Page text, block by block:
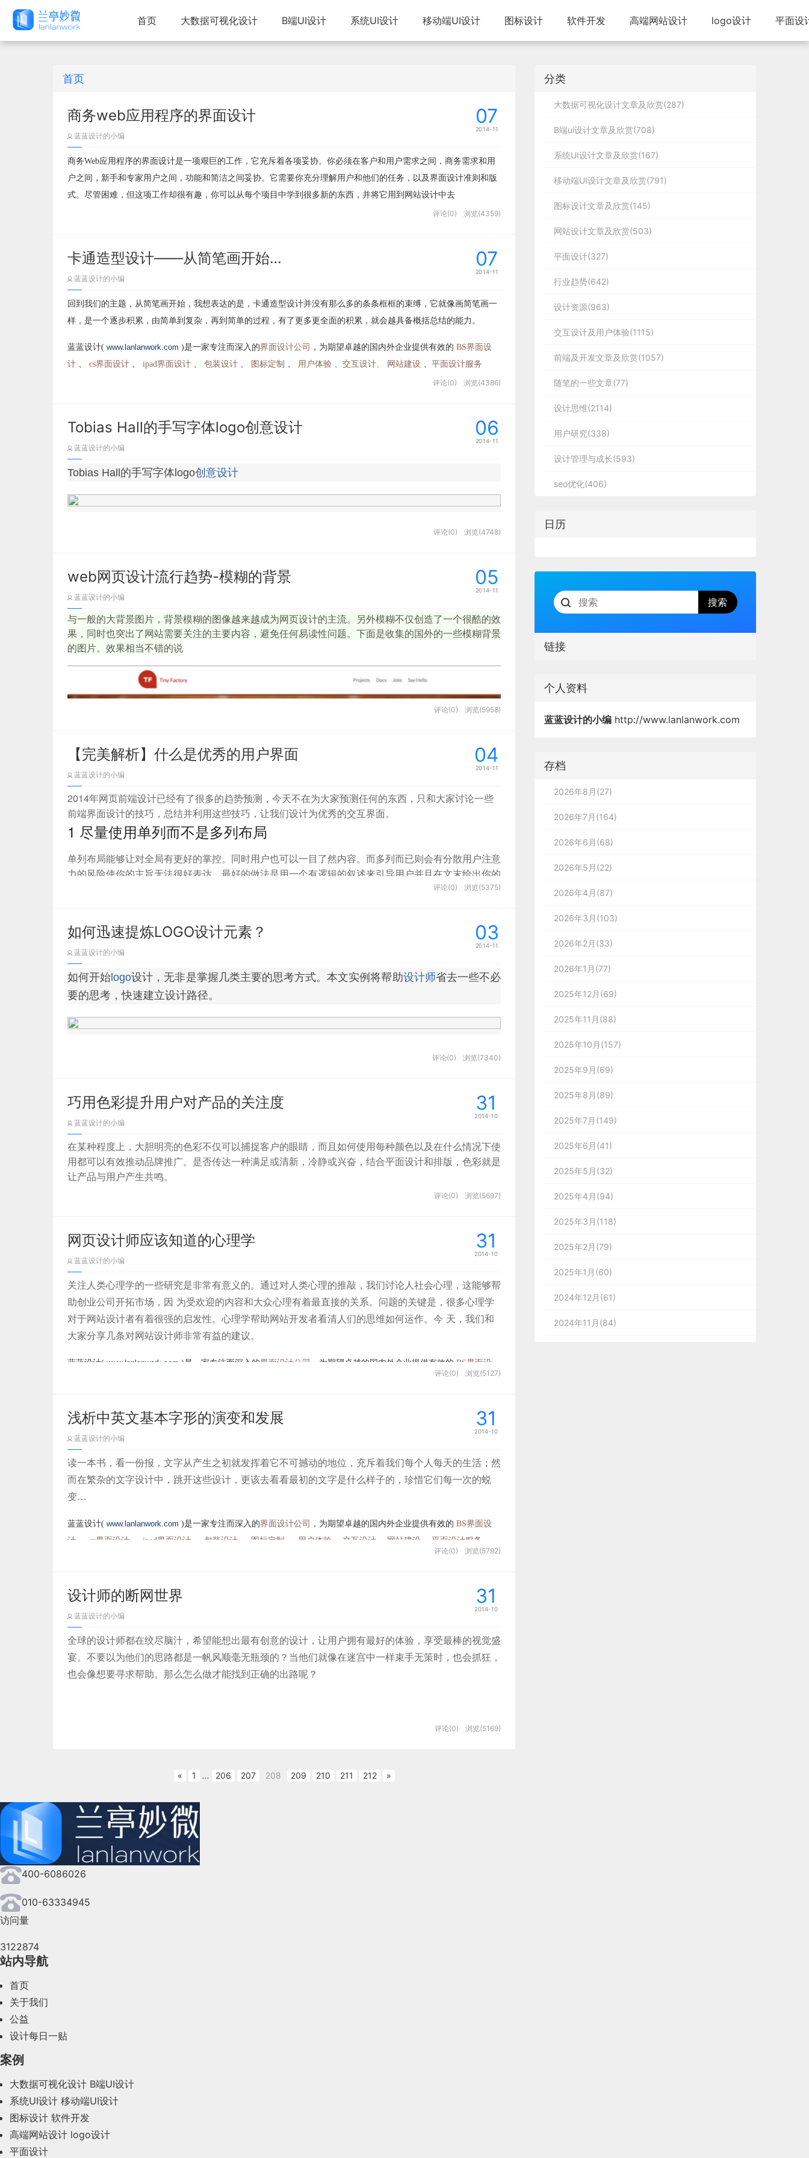
首页 大数据可视化设计 B端UI设计 系统UI设计 移动端UI设计 图标设计 软件开发 高端网站设计 logo设计 平面设
首页
07
2014-11
商务web应用程序的界面设计
蓝蓝设计的小编
商务Web应用程序的界面设计是一项艰巨的工作，它充斥着各项妥协。你必须在客户和用户需求之间，商务需求和用
户之间，新手和专家用户之间，功能和简洁之间妥协。它需要你充分理解用户和他们的任务，以及界面设计准则和版
式。尽管困难，但这项工作却很有趣，你可以从每个项目中学到很多新的东西，并将它用到网站设计中去
评论(0) 浏览(4359)
07
2014-11
卡通造型设计——从简笔画开始…
蓝蓝设计的小编
回到我们的主题，从简笔画开始，我想表达的是，卡通造型设计并没有那么多的条条框框的束缚，它就像画简笔画一
样，是一个逐步积累，由简单到复杂，再到简单的过程，有了更多更全面的积累，就会越具备概括总结的能力。
蓝蓝设计( www.lanlanwork.com )是一家专注而深入的界面设计公司 ，为期望卓越的国内外企业提供有效的 BS界面设
计 、 cs界面设计 、 ipad界面设计 、 包装设计 、 图标定制 、 用户体验 、交互设计、 网站建设 、 平面设计服务
评论(0) 浏览(4386)
06
2014-11
Tobias Hall的手写字体logo创意设计
蓝蓝设计的小编
Tobias Hall的手写字体logo创意设计
评论(0) 浏览(4748)
05
2014-11
web网页设计流行趋势-模糊的背景
蓝蓝设计的小编
与一般的大背景图片，背景模糊的图像越来越成为网页设计的主流。 另外模糊不仅创造了一个很酷的效
果，同时也突出了网站需要关注的主要内容，避免任何易读性问题。下面是收集的国外的一些模糊背景
的图片。效果相当不错的说
评论(0) 浏览(5958)
04
2014-11
【完美解析】什么是优秀的用户界面
蓝蓝设计的小编
2014年网页前端设计已经有了很多的趋势预测，今天不在为大家预测任何的东西，只和大家讨论一些
前端界面设计的技巧，总结并利用这些技巧，让我们设计为优秀的交互界面。
1 尽量使用单列而不是多列布局
单列布局能够让对全局有更好的掌控。同时用户也可以一目了然内容。而多列而已则会有分散用户注意
力的风险使你的主旨无法很好表达。最好的做法是用一个有逻辑的叙述来引导用户并且在文末给出你的
评论(0) 浏览(5375)
03
2014-11
如何迅速提炼LOGO设计元素？
蓝蓝设计的小编
如何开始 logo设计，无非是掌握几类主要的思考方式。本文实例将帮助设计师省去一些不必
要的思考，快速建立设计路径。
评论(0) 浏览(7340)
31
2014-10
巧用色彩提升用户对产品的关注度
蓝蓝设计的小编
在某种程度上，大胆明亮的色彩不仅可以捕捉客户的眼睛，而且如何使用每种颜色以及在什么情况下使
用都可以有效推动品牌推广。是否传达一种满足或清新，冷静或兴奋，结合平面设计和排版，色彩就是
让产品与用户产生共鸣。
评论(0) 浏览(5697)
31
2014-10
网页设计师应该知道的心理学
蓝蓝设计的小编
关注人类心理学的一些研究是非常有意义的。通过对人类心理的推敲，我们讨论人社会心理，这能够帮
助创业公司开拓市场，因 为受欢迎的内容和大众心理有着最直接的关系。问题的关键是，很多心理学
对于网站设计者有着很强的启发性。心理学帮助网站开发者看清人们的思维如何运作。今 天，我们和
大家分享几条对网站设计师非常有益的建议。
蓝蓝设计( www.lanlanwork.com )是一家专注而深入的 界面设计公司 ，为期望卓越的国内外企业提供有效的 BS界面设
平面设计服务
评论(0) 浏览(5127)
31
2014-10
浅析中英文基本字形的演变和发展
蓝蓝设计的小编
读一本书，看一份报，文字从产生之初就发挥着它不可撼动的地位，充斥着我们每个人每天的生活；然
而在繁杂的文字设计中，跳开这些设计，更该去看看最初的文字是什么样子的，珍惜它们每一次的蜕
变…
蓝蓝设计( www.lanlanwork.com )是一家专注而深入的界面设计公司 ，为期望卓越的国内外企业提供有效的 BS界面设
计
cs界面设计 ipad界面设计 包装设计 图标定制 用户体验 、交互设计、 网站建设
平面设计服务
评论(0)
浏览(5792)
31
2014-10
设计师的断网世界
蓝蓝设计的小编
全球的设计师都在绞尽脑汁，希望能想出最有创意的设计，让用户拥有最好的体验，享受最棒的视觉盛
宴。不要以为他们的思路都是一帆风顺毫无瓶颈的？当他们就像在迷宫中一样束手无策时，也会抓狂，
也会像想要寻求帮助。那么怎么做才能找到正确的出路呢？
，为期望卓越的国内外企业提供有效的BS界面设
评论(0) 浏览(5169)
« 1 ... 206 207 208 209 210 211 212 »
分类
大数据可视化设计文章及欣赏(287)
B端ui设计文章及欣赏(708)
系统UI设计文章及欣赏(167)
移动端UI设计文章及欣赏(791)
图标设计文章及欣赏(145)
网站设计文章及欣赏(503)
平面设计(327)
行业趋势(642)
设计资源(963)
交互设计及用户体验(1115)
前端及开发文章及欣赏(1057)
随笔的一些文章(77)
设计思维(2114)
用户研究(338)
设计管理与成长(593)
seo优化(406)
日历
链接
个人资料
蓝蓝设计的小编 http://www.lanlanwork.com
存档
2026年8月(27)
2026年7月(164)
2026年6月(68)
2026年5月(22)
2026年4月(87)
2026年3月(103)
2026年2月(33)
2026年1月(77)
2025年12月(69)
2025年11月(88)
2025年10月(157)
2025年9月(69)
2025年8月(89)
2025年7月(149)
2025年6月(41)
2025年5月(32)
2025年4月(94)
2025年3月(118)
2025年2月(79)
2025年1月(60)
2024年12月(61)
2024年11月(84)
400-6086026
010-63334945
访问量
3122874
站内导航
首页
关于我们
公益
设计每日一贴
案例
大数据可视化设计 B端UI设计
系统UI设计 移动端UI设计
图标设计 软件开发
高端网站设计 logo设计
平面设计